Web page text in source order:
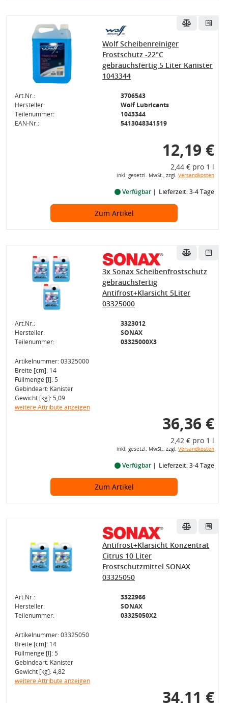
Wolf Scheibenreiniger
Frostschutz -22°C
gebrauchsfertig 5 Liter Kanister
1043344
Art.Nr.:
3706543
Hersteller:
Wolf Lubricants
Teilenummer:
1043344
EAN-Nr.:
5413048341519
12,19 €
2,44 € pro 1 l
inkl. gesetzl. MwSt., zzgl. Versandkosten
Verfügbar Lieferzeit: 3-4 Tage
Zum Artikel
3x Sonax Scheibenfrostschutz
gebrauchsfertig
Antifrost+Klarsicht 5Liter
03325000
Art.Nr.:
3323012
Hersteller:
SONAX
Teilenummer:
03325000X3
Artikelnummer: 03325000
Breite [cm]: 14
Füllmenge [l]: 5
Gebindeart: Kanister
Gewicht [kg]: 5,09
weitere Attribute anzeigen
36,36 €
2,42 € pro 1 l
inkl. gesetzl. MwSt., zzgl. Versandkosten
Verfügbar Lieferzeit: 3-4 Tage
Zum Artikel
Antifrost+Klarsicht Konzentrat
Citrus 10 Liter
Frostschutzmittel SONAX
03325050
Art.Nr.:
3322966
Hersteller:
SONAX
Teilenummer:
03325050X2
Artikelnummer: 03325050
Breite [cm]: 14
Füllmenge [l]: 5
Gebindeart: Kanister
Gewicht [kg]: 4,82
weitere Attribute anzeigen
34,11 €